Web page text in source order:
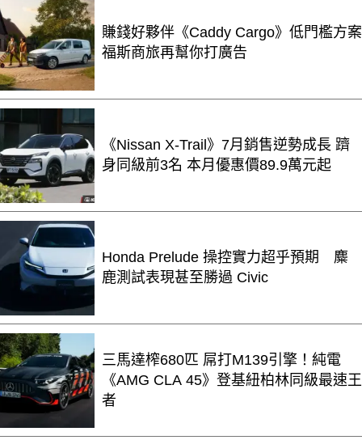
賺錢好夥伴《Caddy Cargo》低門檻方案
福斯商旅再幫你打廣告
《Nissan X-Trail》7月銷售逆勢成長 躋
身同級前3名 本月優惠價89.9萬元起
Honda Prelude 操控實力超乎預期 麋
鹿測試表現甚至勝過 Civic
三馬達榨680匹 屌打M139引擎！純電
《AMG CLA 45》登基紐柏林同級最速王
者